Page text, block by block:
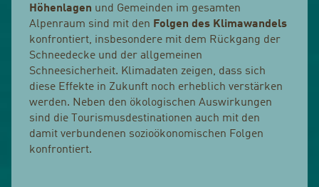
Höhenlagen und Gemeinden im gesamten
Alpenraum sind mit den Folgen des Klimawandels
konfrontiert, insbesondere mit dem Rückgang der
Schneedecke und der allgemeinen
Schneesicherheit. Klimadaten zeigen, dass sich
diese Effekte in Zukunft noch erheblich verstärken
werden. Neben den ökologischen Auswirkungen
sind die Tourismusdestinationen auch mit den
damit verbundenen sozioökonomischen Folgen
konfrontiert.